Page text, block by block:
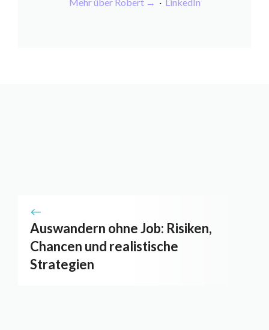
Auswandern ohne Job: Risiken,
Chancen und realistische
Strategien